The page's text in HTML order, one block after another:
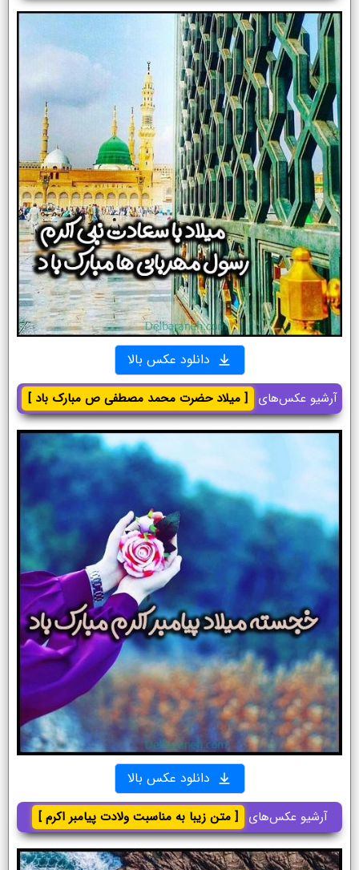
دانلود عکس بالا
آرشیو عکس‌های [ میلاد حضرت محمد مصطفی ص مبارک باد ]
دانلود عکس بالا
آرشیو عکس‌های [ متن زیبا به مناسبت ولادت پیامبر اکرم ]